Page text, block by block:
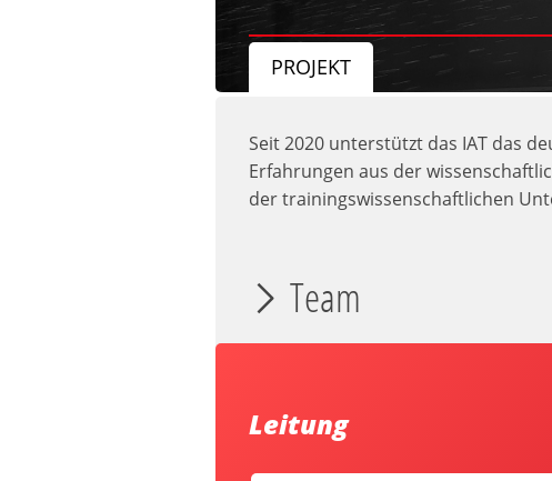
PROJEKT
Seit 2020 unterstützt das IAT das
Erfahrungen aus der
der trainingswissenschaftlichen
Team
Leitung